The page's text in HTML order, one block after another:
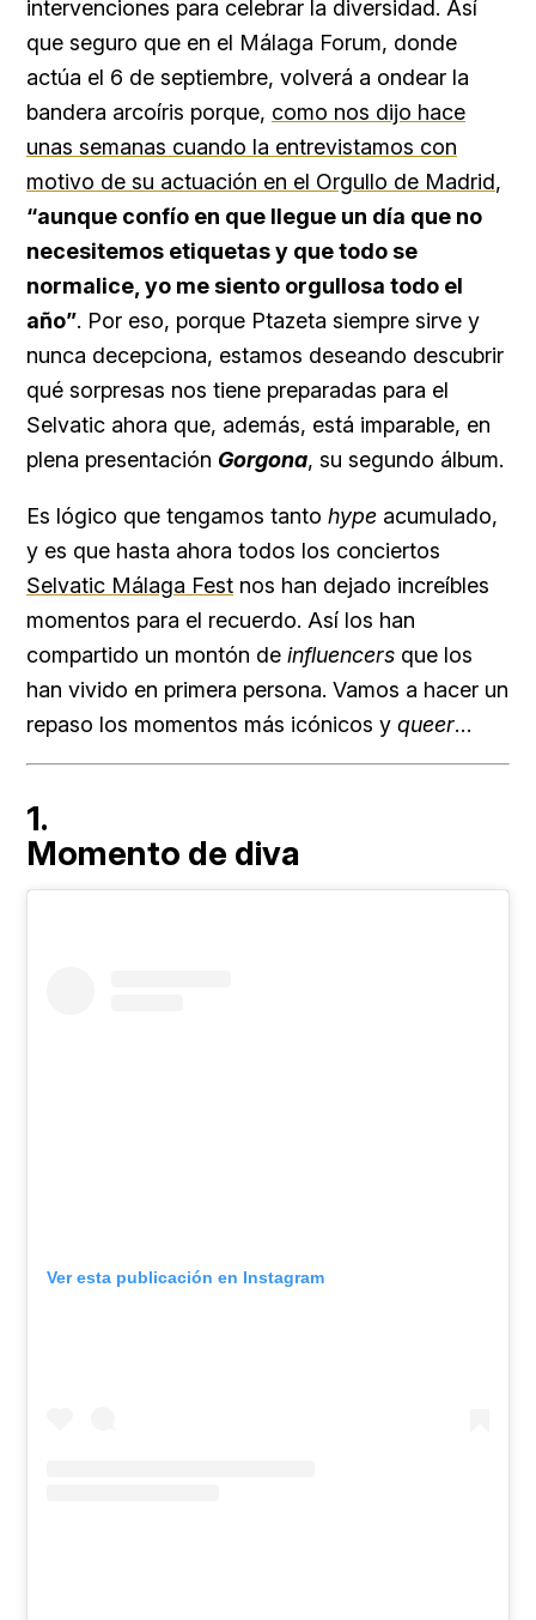
intervenciones para celebrar la diversidad. Así
que seguro que en el Málaga Forum, donde
actúa el 6 de septiembre, volverá a ondear la
bandera arcoíris porque, como nos dijo hace
unas semanas cuando la entrevistamos con
motivo de su actuación en el Orgullo de Madrid,
“aunque confío en que llegue un día que no
necesitemos etiquetas y que todo se
normalice, yo me siento orgullosa todo el
año”. Por eso, porque Ptazeta siempre sirve y
nunca decepciona, estamos deseando descubrir
qué sorpresas nos tiene preparadas para el
Selvatic ahora que, además, está imparable, en
plena presentación Gorgona, su segundo álbum.
Es lógico que tengamos tanto hype acumulado,
y es que hasta ahora todos los conciertos
Selvatic Málaga Fest nos han dejado increíbles
momentos para el recuerdo. Así los han
compartido un montón de influencers que los
han vivido en primera persona. Vamos a hacer un
repaso los momentos más icónicos y queer…
1.
Momento de diva
Ver esta publicación en Instagram